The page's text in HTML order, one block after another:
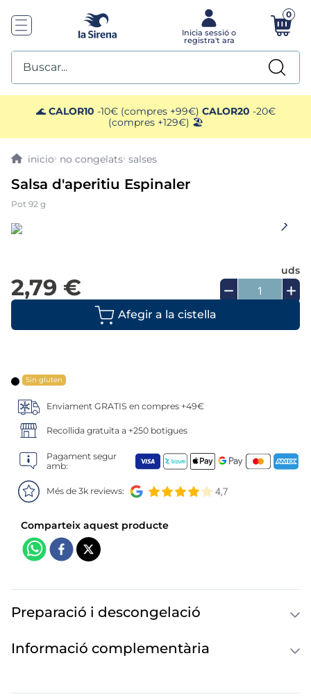
0
Buscar...
🌊 CALOR10 -10€ (compres +99€) CALOR20 -20€
(compres +129€) 🏖️
no congelats salses
Salsa d'aperitiu Espinaler
Pot 92 g
2,79 €
uds
Sin gluten
Enviament GRATIS en compres +49€
Recollida gratuïta a +250 botigues
Pagament segur
amb:
Més de 3k reviews:
Preparació i descongelació
Informació complementària
TOP SEARCHES
1. mariscos
3. ensaladilla
5. menus
8 salmó premium
9. tequeños